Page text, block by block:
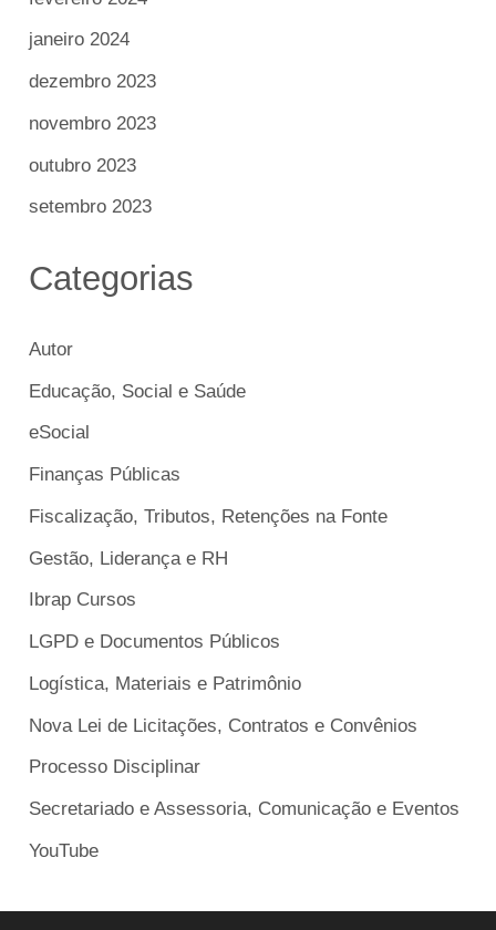
janeiro 2024
dezembro 2023
novembro 2023
outubro 2023
setembro 2023
Categorias
Autor
Educação, Social e Saúde
eSocial
Finanças Públicas
Fiscalização, Tributos, Retenções na Fonte
Gestão, Liderança e RH
Ibrap Cursos
LGPD e Documentos Públicos
Logística, Materiais e Patrimônio
Nova Lei de Licitações, Contratos e Convênios
Processo Disciplinar
Secretariado e Assessoria, Comunicação e Eventos
YouTube